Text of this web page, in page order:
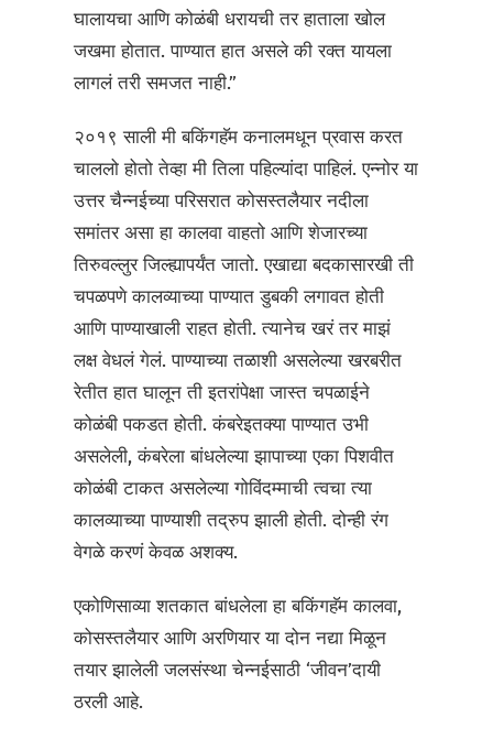
घालायचा आणि कोळंबी धरायची तर हाताला खोल
जखमा होतात. पाण्यात हात असले की रक्त यायला
लागलं तरी समजत नाही.”
२०१९ साली मी बकिंगहॅम कनालमधून प्रवास करत
चाललो होतो तेव्हा मी तिला पहिल्यांदा पाहिलं. एन्नोर या
उत्तर चैन्नईच्या परिसरात कोसस्तलैयार नदीला
समांतर असा हा कालवा वाहतो आणि शेजारच्या
तिरुवल्लुर जिल्ह्यापर्यंत जातो. एखाद्या बदकासारखी ती
चपळपणे कालव्याच्या पाण्यात डुबकी लगावत होती
आणि पाण्याखाली राहत होती. त्यानेच खरं तर माझं
लक्ष वेधलं गेलं. पाण्याच्या तळाशी असलेल्या खरबरीत
रेतीत हात घालून ती इतरांपेक्षा जास्त चपळाईने
कोळंबी पकडत होती. कंबरेइतक्या पाण्यात उभी
असलेली, कंबरेला बांधलेल्या झापाच्या एका पिशवीत
कोळंबी टाकत असलेल्या गोविंदम्माची त्वचा त्या
कालव्याच्या पाण्याशी तद्रुप झाली होती. दोन्ही रंग
वेगळे करणं केवळ अशक्य.
एकोणिसाव्या शतकात बांधलेला हा बकिंगहॅम कालवा,
कोसस्तलैयार आणि अरणियार या दोन नद्या मिळून
तयार झालेली जलसंस्था चेन्नईसाठी ‘जीवन’दायी
ठरली आहे.